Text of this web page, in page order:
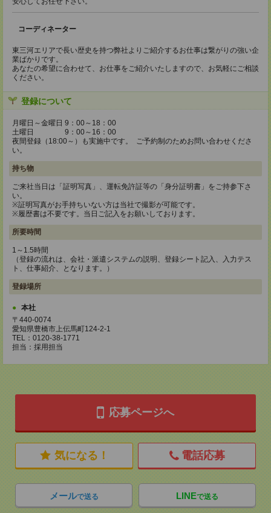
コーディネーター
東三河エリアで長い歴史を持つ弊社よりご紹介するお仕事は繋がりの強い企
業ばかりです。
あなたの希望に合わせて、お仕事をご紹介いたしますので、お気軽にご相談
ください。
登録について
月曜日～金曜日 9：00～18：00
土曜日 9：00～16：00
夜間登録（18:00～）も実施中です。 ご予約制のためお問い合わせくださ
い。
持ち物
ご来社当日は「証明写真」、運転免許証等の「身分証明書」をご持参下さ
い。
※証明写真がお手持ちいない方は当社で撮影が可能です。
※履歴書は不要です。当日ご記入をお願いしております。
所要時間
1～1.5時間
（登録の流れは、会社・派遣システムの説明、登録シート記入、入力テス
ト、仕事紹介、となります。）
登録場所
本社
〒440-0074
愛知県豊橋市上伝馬町124-2-1
TEL：0120-38-1771
担当：採用担当
応募ページへ
気になる！ 電話応募
メールで送る LINEで送る